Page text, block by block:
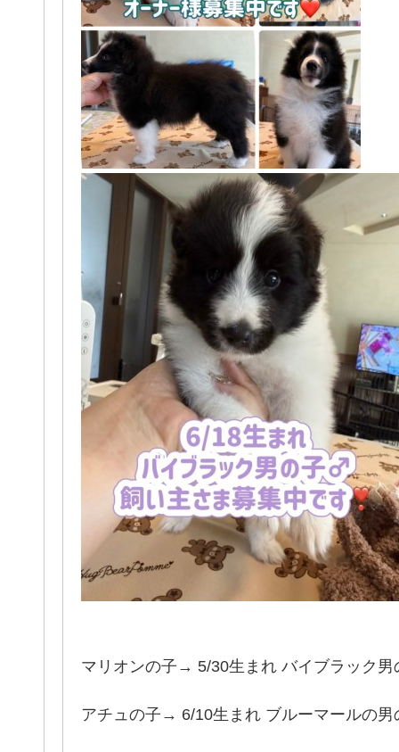
マリオンの子→ 5/30生まれ バイブラック男
アチュの子→ 6/10生まれ ブルーマールの男